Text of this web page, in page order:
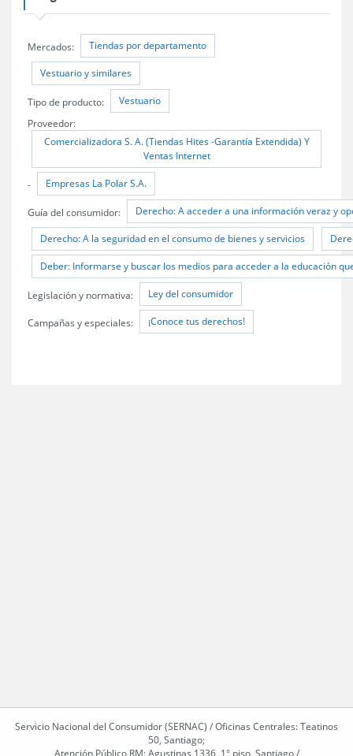
Mercados: Tiendas por departamento
Vestuario y similares
Tipo de producto: Vestuario
Proveedor:
Comercializadora S. A. (Tiendas Hites -Garantía Extendida) Y
Ventas Internet
- Empresas La Polar S.A.
Guía del consumidor: Derecho: A acceder a una información veraz y
Derecho: A la seguridad en el consumo de bienes y servicios
Deber: Informarse y buscar los medios para acceder a la educación
Legislación y normativa: Ley del consumidor
Campañas y especiales: ¡Conoce tus derechos!
Servicio Nacional del Consumidor (SERNAC) / Oficinas Centrales: Teatinos
50, Santiago;
Atención Público RM: Agustinas 1336, 1° piso, Santiago /